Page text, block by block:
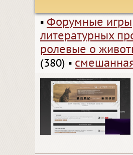
▪ Форумные игры
литературных
ролевые о
(380) ▪